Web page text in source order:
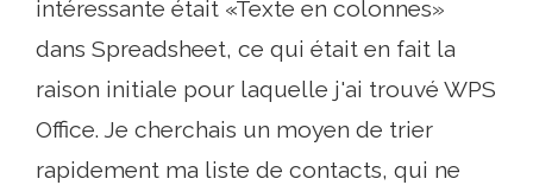
intéressante était «Texte en colonnes»
dans Spreadsheet, ce qui était en fait la
raison initiale pour laquelle j'ai trouvé WPS
Office. Je cherchais un moyen de trier
rapidement ma liste de contacts, qui ne